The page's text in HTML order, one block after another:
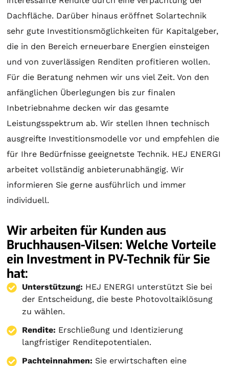
Dachfläche. Darüber hinaus eröffnet Solartechnik
sehr gute Investitionsmöglichkeiten für Kapitalgeber,
die in den Bereich erneuerbare Energien einsteigen
und von zuverlässigen Renditen profitieren wollen.
Für die Beratung nehmen wir uns viel Zeit. Von den
anfänglichen Überlegungen bis zur finalen
Inbetriebnahme decken wir das gesamte
Leistungsspektrum ab. Wir stellen Ihnen technisch
ausgreifte Investitionsmodelle vor und empfehlen die
für Ihre Bedürfnisse geeignetste Technik. HEJ ENERGI
arbeitet vollständig anbieterunabhängig. Wir
informieren Sie gerne ausführlich und immer
individuell.
Wir arbeiten für Kunden aus
Bruchhausen-Vilsen: Welche Vorteile
ein Investment in PV-Technik für Sie
hat:
Unterstützung: HEJ ENERGI unterstützt Sie bei
der Entscheidung, die beste Photovoltaiklösung
zu wählen.
Rendite: Erschließung und Identizierung
langfristiger Renditepotentialen.
Pachteinnahmen: Sie erwirtschaften eine